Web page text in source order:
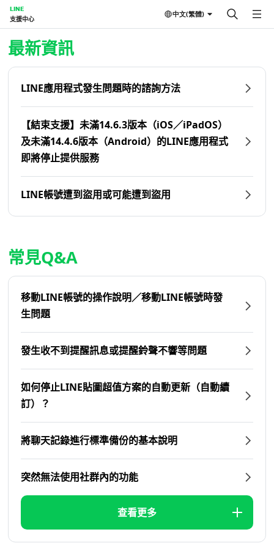
LINE
支援中心
中文(繁體)
首頁 | LINE支援中心
最新資訊
LINE應用程式發生問題時的諮詢方法
【結束支援】未滿14.6.3版本（iOS／iPadOS）
及未滿14.4.6版本（Android）的LINE應用程式
即將停止提供服務
LINE帳號遭到盜用或可能遭到盜用
常見Q&A
移動LINE帳號的操作說明／移動LINE帳號時發
生問題
發生收不到提醒訊息或提醒鈴聲不響等問題
如何停止LINE貼圖超值方案的自動更新（自動續
訂）？
將聊天記錄進行標準備份的基本說明
突然無法使用社群內的功能
查看更多